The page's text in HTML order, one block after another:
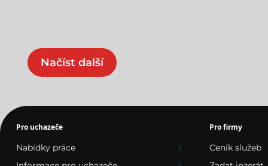
Načíst další
Pro uchazeče
Nabídky práce
Pro firmy
Ceník služeb